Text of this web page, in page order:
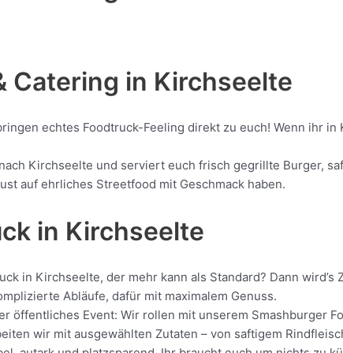
Catering in Kirchseelte
echtes Foodtruck-Feeling direkt zu euch! Wenn ihr
Kirchseelte und serviert euch frisch gegrillte Burger,
auf ehrliches Streetfood mit Geschmack haben.
in Kirchseelte
in Kirchseelte, der mehr kann als Standard? Dann
Abläufe, dafür mit maximalem Genuss.
öffentliches Event: Wir rollen mit unserem Smashburger
wir mit ausgewählten Zutaten – von saftigem